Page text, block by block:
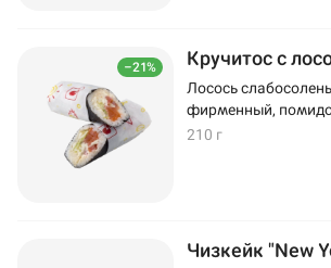
–21% Кручитос с
Лосось
фирменный,
210 г
Чизкейк "New